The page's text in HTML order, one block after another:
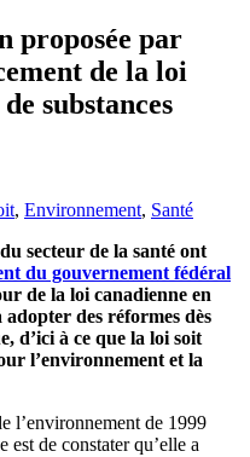
proposée par
de la loi
substances
, Environnement, Santé
secteur de la santé ont
du gouvernement fédéral
de la loi canadienne en
adopter des réformes dès
d’ici à ce que la loi soit
l’environnement et la
l’environnement de 1999
de constater qu’elle a